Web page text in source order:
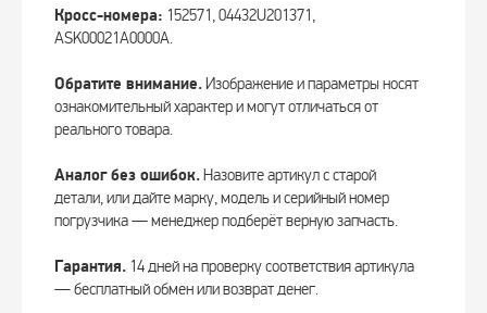
Кросс-номера: 152571, 04432U201371,
ASK00021A0000A.
Обратите внимание.Изображение и параметры носят
ознакомительный характер и могут отличаться от
реального товара.
Аналог без ошибок.Назовите артикул с старой
детали, или дайте марку, модель и серийный номер
погрузчика — менеджер подберёт верную запчасть.
Гарантия. 14 дней на проверку соответствия артикула
— бесплатный обмен или возврат денег.